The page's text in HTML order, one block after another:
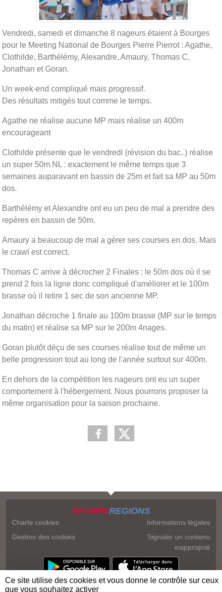
Vendredi, samedi et dimanche 8 nageurs étaient à Bourges
pour le Meeting National de Bourges Pierre Pierrot : Agathe,
Clothilde, Barthélémy, Alexandre, Amaury, Thomas C,
Jonathan et Goran.
Un week-end compliqué mais progressif.
Des résultats mitigés tout comme le temps.
Agathe ne réalise aucune MP mais réalise un 400m
encourageant
Clothilde présente que le vendredi (révision du bac..) réalise
un super 50m NL : exactement le même temps que 3
semaines auparavant en bassin de 25m et fait sa MP au 50m
dos.
Barthélémy et Alexandre ont eu un peu de mal a prendre des
repères en bassin de 50m.
Amaury a beaucoup de mal a gérer ses courses en dos. Mais
le crawl est correct.
Thomas C arrive à décrocher 2 Finales : le 50m dos où il se
prend 2 fois la ligne donc compliqué d'améliorer et le 100m
brasse où il retire 1 sec de son ancienne MP.
Jonathan décroche 1 finale au 100m brasse (MP sur le temps
du matin) et réalise sa MP sur le 200m 4nages.
Goran plutôt déçu de ses courses réalise tout de même un
belle progression tout au long de l'année surtout sur 400m.
En dehors de la compétition les nageurs ont eu un super
comportement à l'hébergement. Nous pourrons proposer la
même organisation pour la saison prochaine.
SPORTSREGIONS
Charte cookies
Gestion des cookies
Informations légales
Signaler un contenu
inapproprié
Ce site utilise des cookies et vous donne le contrôle sur ceux
que vous souhaitez activer